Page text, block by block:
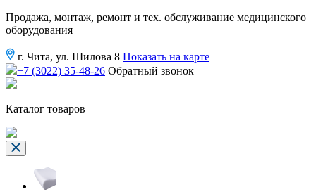
Продажа, монтаж, ремонт и тех. обслуживание медицинского
оборудования
г. Чита, ул. Шилова 8 Показать на карте
+7 (3022) 35-48-26 Обратный звонок
Каталог товаров